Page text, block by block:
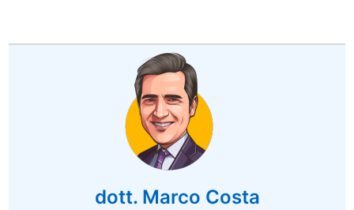
dott. Marco Costa